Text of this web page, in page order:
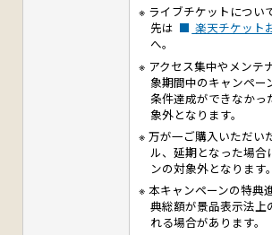
ライブチケットについ
先は
楽天チケット
へ。
アクセス集中やメンテ
象期間中のキャンペー
条件達成ができなかっ
象外となります。
万が一ご購入いただい
ル、延期となった場合
ンの対象外となります。
本キャンペーンの特典
典総額が景品表示法上
れる場合があります。